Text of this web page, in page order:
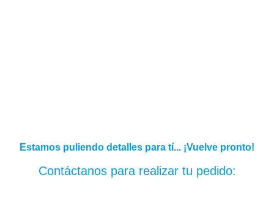
Estamos puliendo detalles para tí... ¡Vuelve pronto!
Contáctanos para realizar tu pedido: